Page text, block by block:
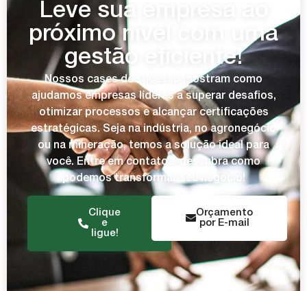
Leve sua empresa ao
próximo nível com uma
gestão eficiente!
Nossos cases de sucesso mostram como
ajudamos empresas líderes a superar desafios,
otimizar processos e alcançar certificações
estratégicas. Seja na indústria, no agronegócio
ou na mineração, temos a solução ideal para
você. Entre em contato e descubra como
podemos transformar seu negócio!
Clique
e
ligue!
Orçamento
por E-mail